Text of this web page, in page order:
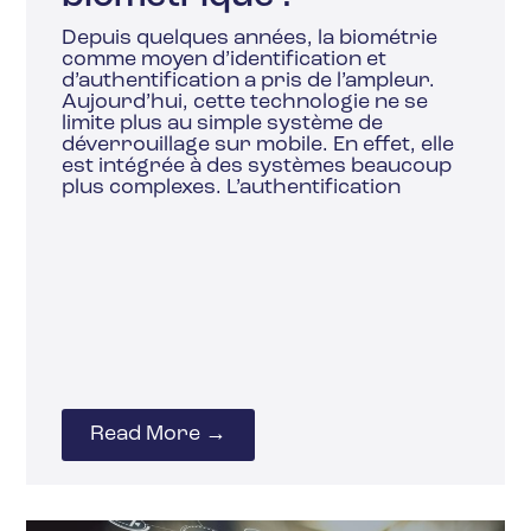
Depuis quelques années, la biométrie
comme moyen d’identification et
d’authentification a pris de l’ampleur.
Aujourd’hui, cette technologie ne se
limite plus au simple système de
déverrouillage sur mobile. En effet, elle
est intégrée à des systèmes beaucoup
plus complexes. L’authentification
Read More →